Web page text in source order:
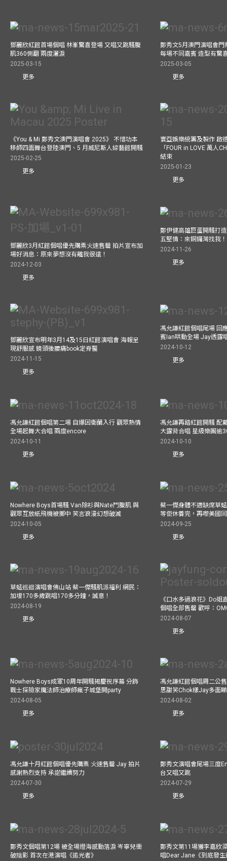
鄧麗欣紅館首場個唱 林峯驚喜登場 又唱又跳騷腹
肌360側翻 兩度灑淚
2025-03-15
更多
鄭秀文5月澳門演唱會
每場不同嘉賓 造型有驚
2025-03-05
更多
《You & Mi 鄭秀文澳門演唱會 2025》 不惜功本
移師四面舞台登陸澳門、5 月威尼斯人綜藝館開騷
2025-02-25
更多
寰亞娛樂統籌及製作 啟
「FOUR in LOVE 萬人
結束
2025-01-23
更多
鄧麗欣3月紅館個唱優先購票火速售罄 拍片宣布加
場好消息：原來夢想沒有離我很遠！
2024-12-03
更多
鄭伊健高雄巨蛋開騷打
五堅情：來銅鑼灣找我！
2024-11-26
更多
鄧麗欣宣布明年3月14及15日紅館演唱會 海報呈
現舒服感 鏡頭後腰痛book定脊醫
2024-11-15
更多
馮允謙紅館個唱尾場 回
賓Ian哄動全場 Jay透露
2024-10-12
更多
馮允謙紅館個唱第二場 自爆因衛蘭入行 觀眾熱情
全場起舞大合唱 兩度encore
2024-10-11
更多
馮允謙再踏紅館開騷 配
大露背合唱 星級樂團逾
2024-10-10
更多
Nowhere Boys首場騷 Van除衫與Nate鬥腹肌 與
觀眾互放紙飛機被擲中 笑言浪漫幻想破滅
2024-10-05
更多
蔡一傑身體不適缺席草
等佢休養完，再嚟美國
2024-09-25
更多
草蜢巡迴演唱會佛山站 蔡一傑騷肌派福利 網民：
加埋170多歲跳唱170多分鐘，誠意！
2024-08-19
更多
《口水多過浪花》Do姐
個唱全部售罄 歡呼：
2024-08-07
更多
Nowhere Boys成軍10周年開騷揭慶祝序幕 分飾
戰士探險家魔法師治療師瘋子城堡開party
2024-08-05
更多
馮允謙紅館個唱周二公
思甜笑Chok樣Jay多面睇
2024-08-02
更多
馮允謙十月紅館個唱優先購票 火速售罄 Jay 拍片
感謝熱烈支持 承諾繼續努力
2024-07-30
更多
鄭秀文演唱會尾場三度
台又唱又跳
2024-07-29
更多
鄭秀文個唱第12場 被全場燈海感動落淚 岑寧兒衝
破陰影 首次在港演唱《追光者》
鄭秀文第11場獲李嘉欣
唱Dear Jane《到底發